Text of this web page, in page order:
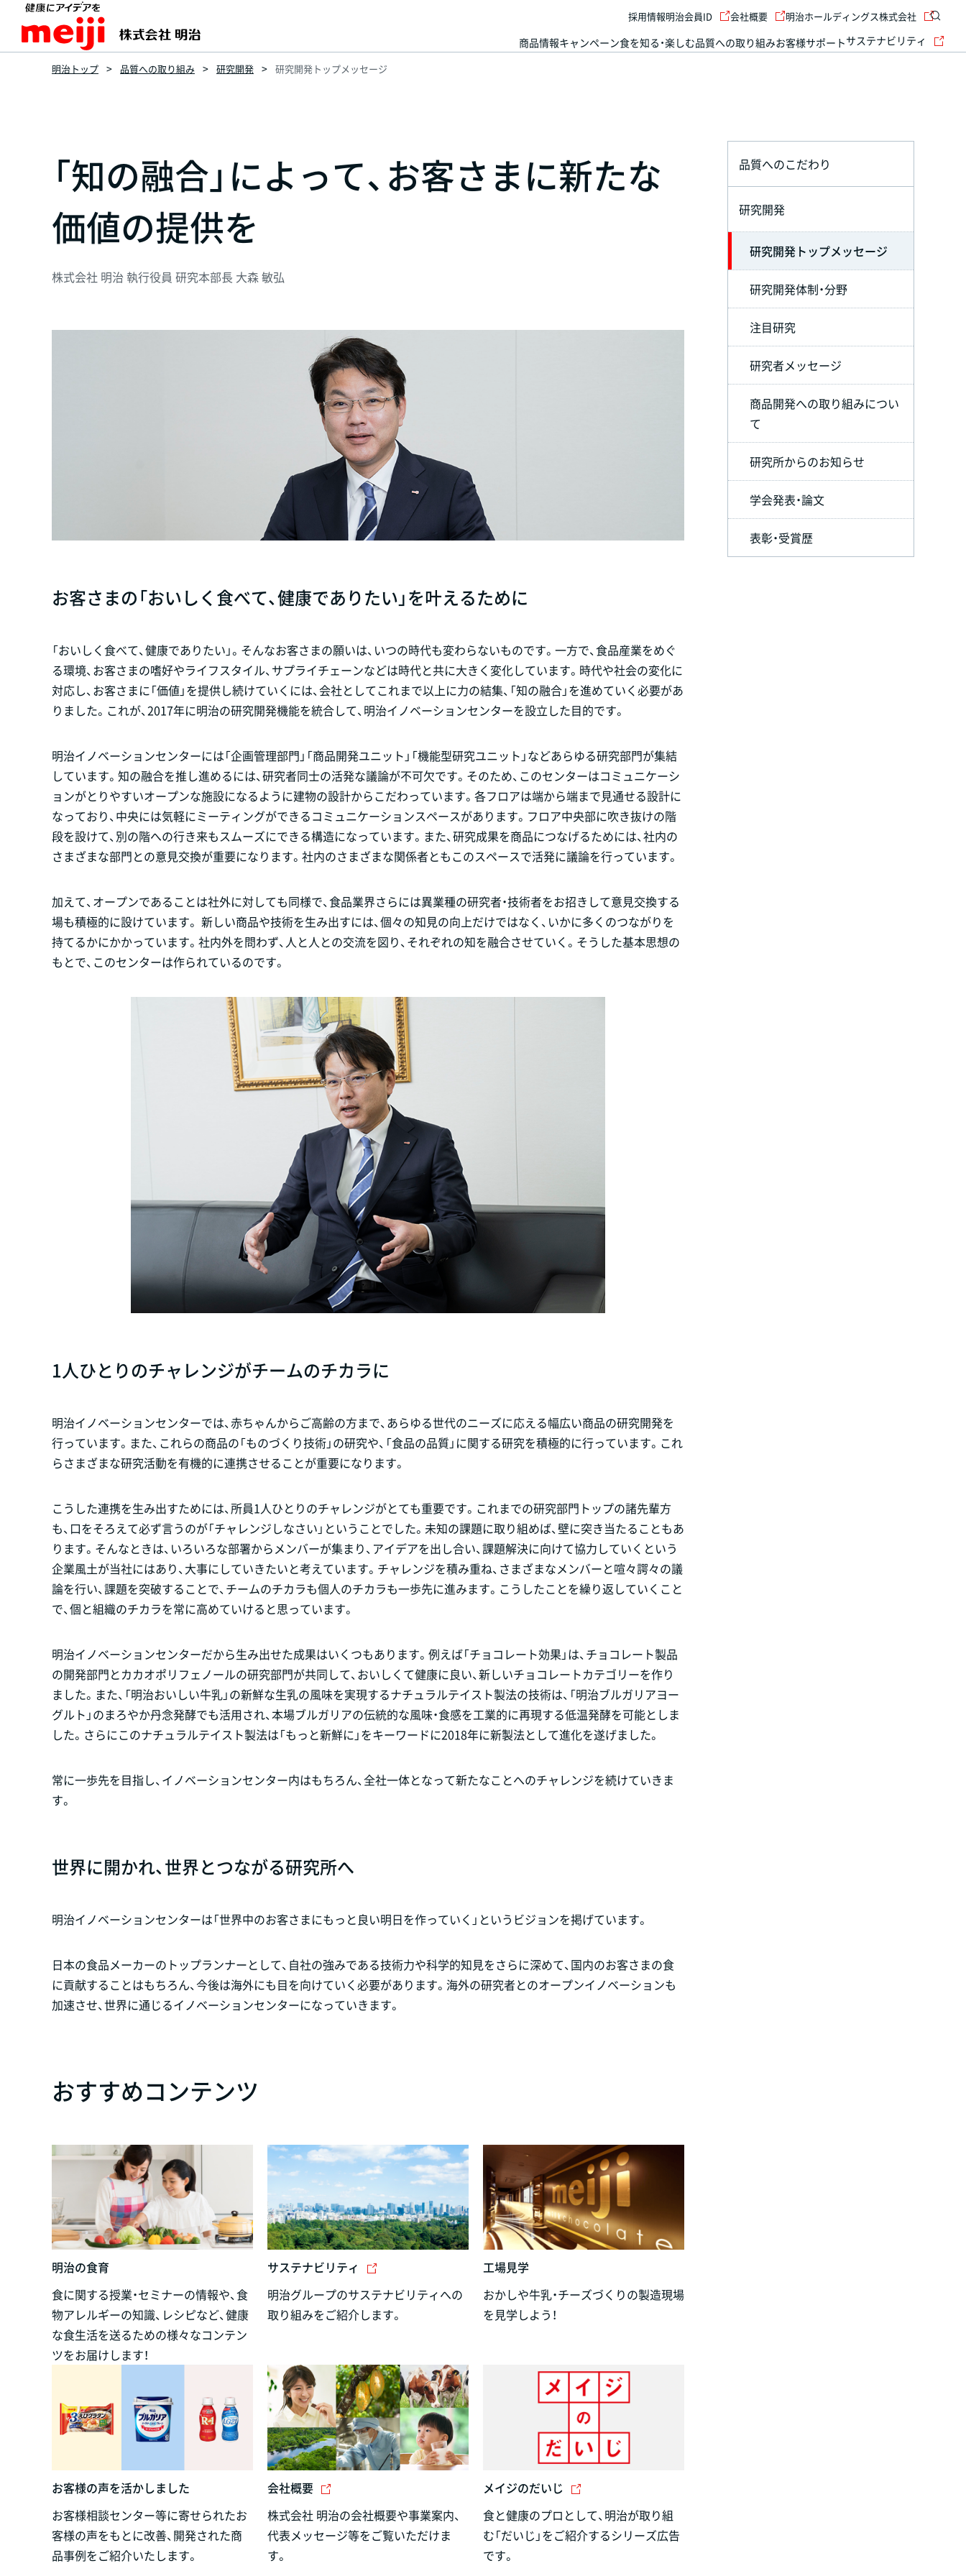
商品情報キャンペーン食を知る・楽しむ品質への取り組みお客様サポートサステナビリティ
採用情報明治会員ID 会社概要 明治ホールディングス株式会社
明治トップ 品質への取り組み 研究開発 研究開発トップメッセージ
「知の融合」によって、お客さまに新たな
価値の提供を
株式会社 明治 執行役員 研究本部長 大森 敏弘
お客さまの「おいしく食べて、健康でありたい」を叶えるために
「おいしく食べて、健康でありたい」。そんなお客さまの願いは、いつの時代も変わらないものです。一方で、食品産業をめぐ
る環境、お客さまの嗜好やライフスタイル、サプライチェーンなどは時代と共に大きく変化しています。時代や社会の変化に
対応し、お客さまに「価値」を提供し続けていくには、会社としてこれまで以上に力の結集、「知の融合」を進めていく必要があ
りました。これが、2017年に明治の研究開発機能を統合して、明治イノベーションセンターを設立した目的です。
明治イノベーションセンターには「企画管理部門」「商品開発ユニット」「機能型研究ユニット」などあらゆる研究部門が集結
しています。知の融合を推し進めるには、研究者同士の活発な議論が不可欠です。そのため、このセンターはコミュニケーシ
ョンがとりやすいオープンな施設になるように建物の設計からこだわっています。各フロアは端から端まで見通せる設計に
なっており、中央には気軽にミーティングができるコミュニケーションスペースがあります。フロア中央部に吹き抜けの階
段を設けて、別の階への行き来もスムーズにできる構造になっています。また、研究成果を商品につなげるためには、社内の
さまざまな部門との意見交換が重要になります。社内のさまざまな関係者ともこのスペースで活発に議論を行っています。
加えて、オープンであることは社外に対しても同様で、食品業界さらには異業種の研究者・技術者をお招きして意見交換する
場も積極的に設けています。 新しい商品や技術を生み出すには、個々の知見の向上だけではなく、いかに多くのつながりを
持てるかにかかっています。社内外を問わず、人と人との交流を図り、それぞれの知を融合させていく。そうした基本思想の
もとで、このセンターは作られているのです。
1人ひとりのチャレンジがチームのチカラに
明治イノベーションセンターでは、赤ちゃんからご高齢の方まで、あらゆる世代のニーズに応える幅広い商品の研究開発を
行っています。また、これらの商品の「ものづくり技術」の研究や、「食品の品質」に関する研究を積極的に行っています。これ
らさまざまな研究活動を有機的に連携させることが重要になります。
こうした連携を生み出すためには、所員1人ひとりのチャレンジがとても重要です。これまでの研究部門トップの諸先輩方
も、口をそろえて必ず言うのが「チャレンジしなさい」ということでした。未知の課題に取り組めば、壁に突き当たることもあ
ります。そんなときは、いろいろな部署からメンバーが集まり、アイデアを出し合い、課題解決に向けて協力していくという
企業風土が当社にはあり、大事にしていきたいと考えています。チャレンジを積み重ね、さまざまなメンバーと喧々諤々の議
論を行い、課題を突破することで、チームのチカラも個人のチカラも一歩先に進みます。こうしたことを繰り返していくこと
で、個と組織のチカラを常に高めていけると思っています。
明治イノベーションセンターだから生み出せた成果はいくつもあります。例えば「チョコレート効果」は、チョコレート製品
の開発部門とカカオポリフェノールの研究部門が共同して、おいしくて健康に良い、新しいチョコレートカテゴリーを作り
ました。また、「明治おいしい牛乳」の新鮮な生乳の風味を実現するナチュラルテイスト製法の技術は、「明治ブルガリアヨー
グルト」のまろやか丹念発酵でも活用され、本場ブルガリアの伝統的な風味・食感を工業的に再現する低温発酵を可能としま
した。さらにこのナチュラルテイスト製法は「もっと新鮮に」をキーワードに2018年に新製法として進化を遂げました。
常に一歩先を目指し、イノベーションセンター内はもちろん、全社一体となって新たなことへのチャレンジを続けていきま
す。
世界に開かれ、世界とつながる研究所へ
明治イノベーションセンターは「世界中のお客さまにもっと良い明日を作っていく」というビジョンを掲げています。
日本の食品メーカーのトップランナーとして、自社の強みである技術力や科学的知見をさらに深めて、国内のお客さまの食
に貢献することはもちろん、今後は海外にも目を向けていく必要があります。海外の研究者とのオープンイノベーションも
加速させ、世界に通じるイノベーションセンターになっていきます。
おすすめコンテンツ
明治の食育
食に関する授業・セミナーの情報や、食
物アレルギーの知識、レシピなど、健康
な食生活を送るための様々なコンテン
ツをお届けします！
サステナビリティ
明治グループのサステナビリティへの
取り組みをご紹介します。
工場見学
おかしや牛乳・チーズづくりの製造現場
を見学しよう！
お客様の声を活かしました
お客様相談センター等に寄せられたお
客様の声をもとに改善、開発された商
品事例をご紹介いたします。
会社概要
株式会社 明治の会社概要や事業案内、
代表メッセージ等をご覧いただけま
す。
メイジのだいじ
食と健康のプロとして、明治が取り組
む「だいじ」をご紹介するシリーズ広告
です。
品質へのこだわり
研究開発
研究開発トップメッセージ
研究開発体制・分野
注目研究
研究者メッセージ
商品開発への取り組みについ
て
研究所からのお知らせ
学会発表・論文
表彰・受賞歴